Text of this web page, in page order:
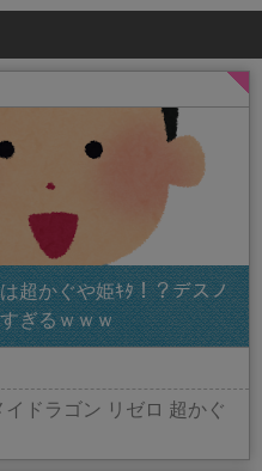
超かぐや姫ｷﾀ！？デスノ
ぎるｗｗｗ
イドラゴン リゼロ 超かぐ